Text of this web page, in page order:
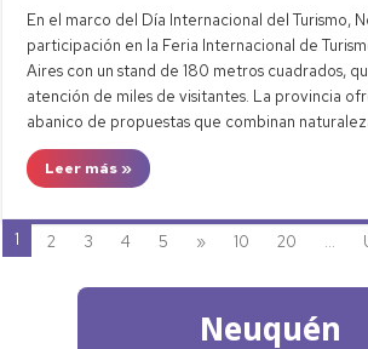
En el marco del Día Internacional del Turismo,
participación en la Feria Internacional de
Aires con un stand de 180 metros cuadrados,
atención de miles de visitantes. La provincia
abanico de propuestas que combinan
Leer más »
1 2 3 4 5 » 10 20 ...
Neuquén